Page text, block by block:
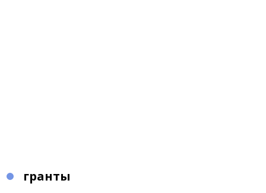
гранты